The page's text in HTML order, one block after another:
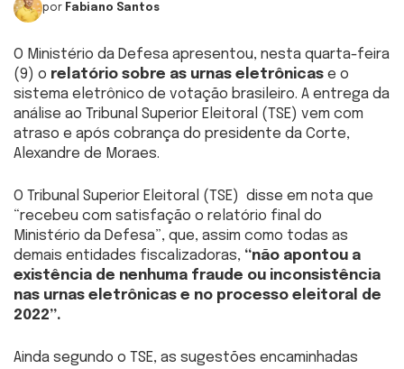
por Fabiano Santos
O Ministério da Defesa apresentou, nesta quarta-feira
(9) o relatório sobre as urnas eletrônicas e o
sistema eletrônico de votação brasileiro. A entrega da
análise ao Tribunal Superior Eleitoral (TSE) vem com
atraso e após cobrança do presidente da Corte,
Alexandre de Moraes.
O Tribunal Superior Eleitoral (TSE) disse em nota que
“recebeu com satisfação o relatório final do
Ministério da Defesa”, que, assim como todas as
demais entidades fiscalizadoras, “não apontou a
existência de nenhuma fraude ou inconsistência
nas urnas eletrônicas e no processo eleitoral de
2022”.
Ainda segundo o TSE, as sugestões encaminhadas